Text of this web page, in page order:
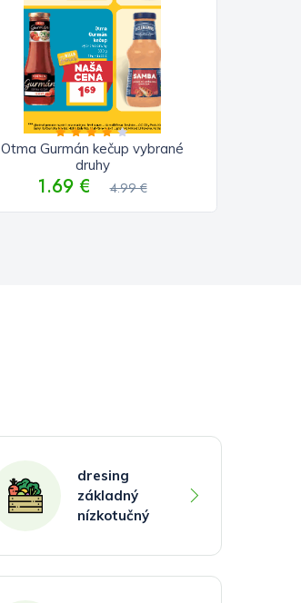
Otma Gurmán kečup vybrané
druhy
1.69 € 4.99 €
dresing
základný
nízkotučný